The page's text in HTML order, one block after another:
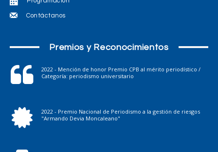
Contáctanos
Premios y Reconocimientos
2022 - Mención de honor Premio CPB al mérito periodístico /
Categoría: periodismo universitario
2022 - Premio Nacional de Periodismo a la gestión de riesgos
"Armando Devia Moncaleano"